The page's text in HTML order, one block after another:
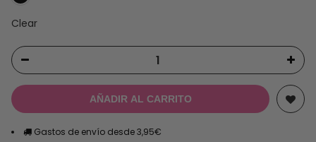
Clear
AÑADIR AL CARRITO
Gastos de envío desde 3,95€